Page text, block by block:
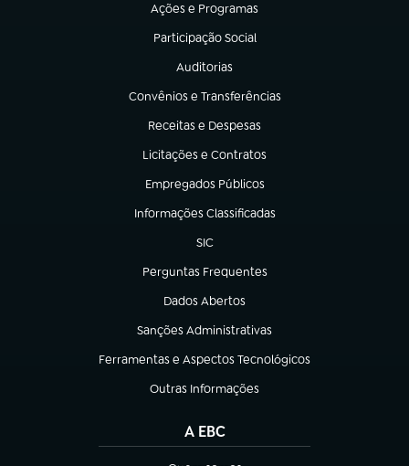
Ações e Programas
(abre em nova aba)
Participação Social
(abre em nova aba)
Auditorias
(abre em nova aba)
Convênios e Transferências
(abre em nova aba)
Receitas e Despesas
(abre em nova aba)
Licitações e Contratos
(abre em nova aba)
Empregados Públicos
(abre em nova aba)
Informações Classificadas
(abre em nova aba)
SIC
(abre em nova aba)
Perguntas Frequentes
(abre em nova aba)
Dados Abertos
(abre em nova aba)
Sanções Administrativas
(abre em nova aba)
Ferramentas e Aspectos Tecnológicos
(abre em nova aba)
Outras Informações
(abre em nova aba)
A EBC